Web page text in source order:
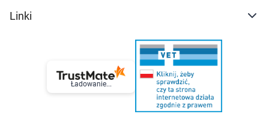
Linki
Ładowanie...